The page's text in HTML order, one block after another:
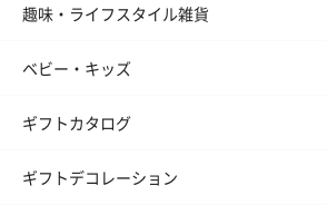
趣味・ライフスタイル雑貨
ベビー・キッズ
ギフトカタログ
ギフトデコレーション